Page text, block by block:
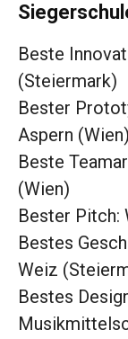
Beste
(Steiermark)
Bester
Aspern (Wien)
Beste
(Wien)
Bester Pitch:
Bestes
Weiz
Bestes